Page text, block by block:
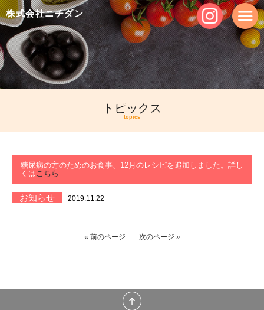
株式会社ニチダン
トピックス
topics
糖尿病の方のためのお食事、12月のレシピを追加しました。詳し
くはこちら
お知らせ 2019.11.22
« 前のページ 次のページ »